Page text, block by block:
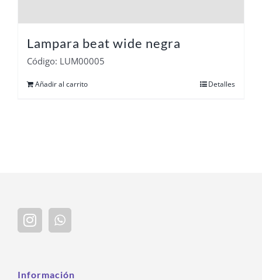
Lampara beat wide negra
Código: LUM00005
Añadir al carrito Detalles
Información